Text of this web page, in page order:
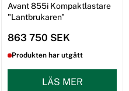
Avant 855i Kompaktlastare
"Lantbrukaren"
863 750 SEK
Produkten har utgått
LÄS MER